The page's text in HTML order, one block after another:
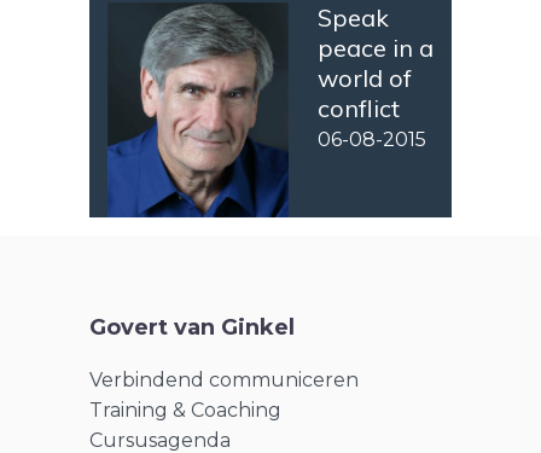
Speak
peace in a
world of
conflict
06-08-2015
Govert van Ginkel
Verbindend communiceren
Training & Coaching
Cursusagenda